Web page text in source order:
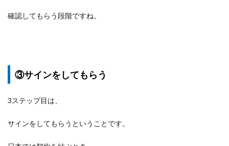
確認してもらう段階ですね。
③サインをしてもらう
3ステップ目は、
サインをしてもらうということです。